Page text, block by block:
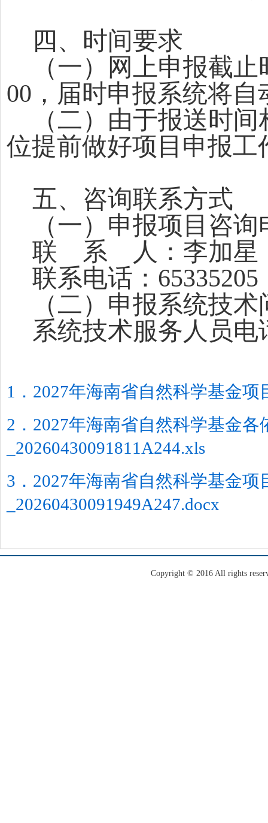
四、时间要求
（一）网上申报截
00，届时申报系统将自
（二）由于报送时
位提前做好项目申报
五、咨询联系方式
（一）申报项目咨询
联 系 人：李加星
联系电话： 65335205
（二）申报系统技
系统技术服务人员电
1．2027年海南省自然科学基金项
2．2027年海南省自然科学基金
_20260430091811A244.xls
3．2027年海南省自然科学基金项
_20260430091949A247.docx
Copyright © 2016 All rights